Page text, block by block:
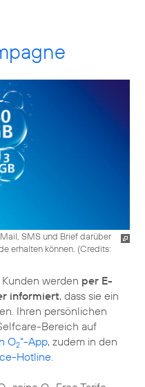
SMS und Brief darüber
erhalten können. (Credits:
werden per E-
informiert, dass sie ein
Ihren persönlichen
Bereich auf
O2“-App, zudem in den
Hotline